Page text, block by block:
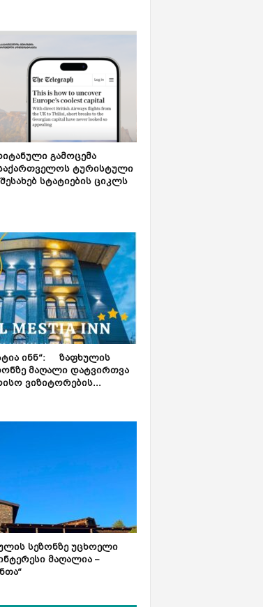
გამოცემა
ტურისტული
სტატიების ციკლს
ინნ“: ზაფხულის
მაღალი დატვირთვა
ვიზიტორების...
სეზონზე უცხოელი
მაღალია –